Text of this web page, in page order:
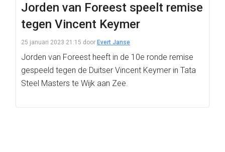
Jorden van Foreest speelt remise
tegen Vincent Keymer
25 januari 2023 21:15 door Evert Janse
Jorden van Foreest heeft in de 10e ronde remise
gespeeld tegen de Duitser Vincent Keymer in Tata
Steel Masters te Wijk aan Zee.